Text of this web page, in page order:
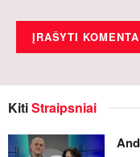
KitiStraipsniai